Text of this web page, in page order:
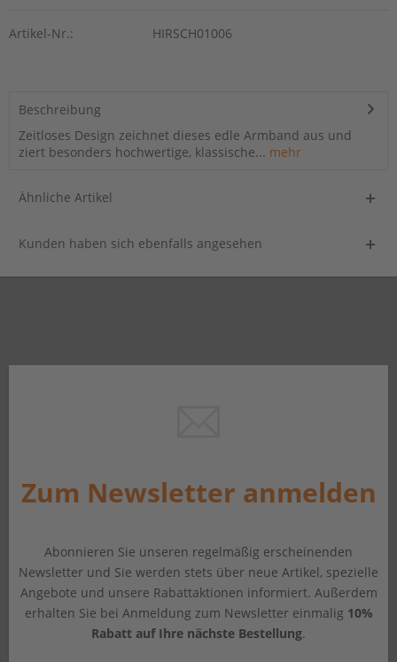
Artikel-Nr.: HIRSCH01006
Beschreibung
Zeitloses Design zeichnet dieses edle Armband aus und
ziert besonders hochwertige, klassische... mehr
Ähnliche Artikel
Kunden haben sich ebenfalls angesehen
Zum Newsletter anmelden
Abonnieren Sie unseren regelmäßig erscheinenden
Newsletter und Sie werden stets über neue Artikel, spezielle
Angebote und unsere Rabattaktionen informiert. Außerdem
erhalten Sie bei Anmeldung zum Newsletter einmalig 10%
Rabatt auf Ihre nächste Bestellung.